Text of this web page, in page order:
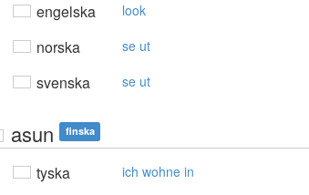
engelska look
norska se ut
svenska se ut
asun finska
tyska ich wohne in